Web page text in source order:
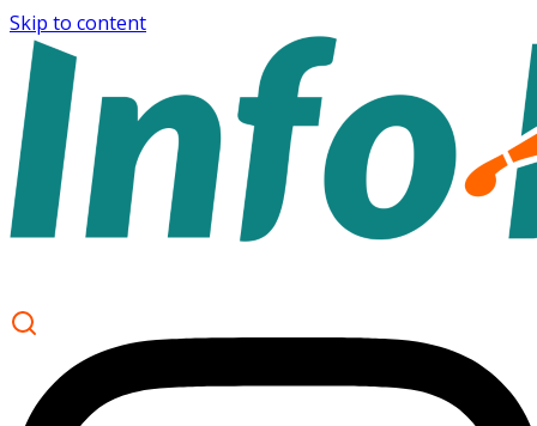
Skip to content